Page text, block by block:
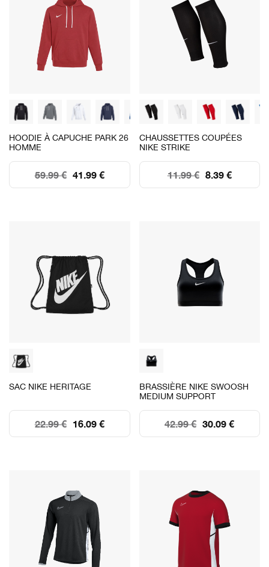
HOODIE À CAPUCHE PARK 26
HOMME
41.99 €
59.99 €
CHAUSSETTES COUPÉES
NIKE STRIKE
8.39 €
11.99 €
SAC NIKE HERITAGE
16.09 €
22.99 €
BRASSIÈRE NIKE SWOOSH
MEDIUM SUPPORT
30.09 €
42.99 €